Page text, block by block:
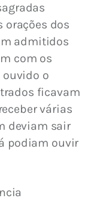
orações dos
admitidos
com os
ouvido o
ficavam
várias
deviam sair
podiam ouvir